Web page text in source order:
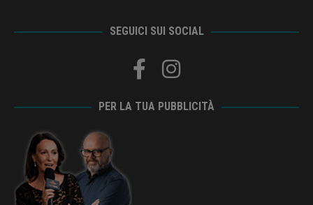
SEGUICI SUI SOCIAL
PER LA TUA PUBBLICITÀ